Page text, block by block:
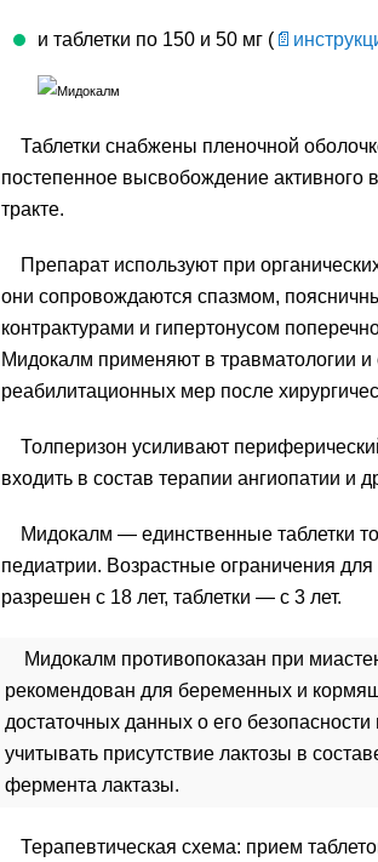
и таблетки по 150 и 50 мг (
Таблетки снабжены пленочной
постепенное высвобождение активного
тракте.
Препарат используют при
они сопровождаются спазмом,
контрактурами и гипертонусом
Мидокалм применяют в травматологии и
реабилитационных мер после
Толперизон усиливают
входить в состав терапии ангиопатии и
Мидокалм — единственные таблетки
педиатрии. Возрастные ограничения
разрешен с 18 лет, таблетки — с 3 лет.
Мидокалм противопоказан при
рекомендован для беременных и
достаточных данных о его
учитывать присутствие лактозы в
фермента лактазы.
Терапевтическая схема: прием